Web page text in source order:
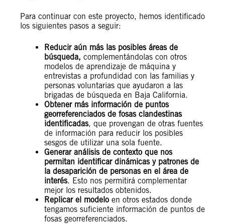
Para continuar con este proyecto, hemos identificado
los siguientes pasos a seguir:
Reducir aún más las posibles áreas de
búsqueda, complementándolas con otros
modelos de aprendizaje de máquina y
entrevistas a profundidad con las familias y
personas voluntarias que ayudaron a las
brigadas de búsqueda en Baja California.
Obtener más información de puntos
georreferenciados de fosas clandestinas
identificadas, que provengan de otras fuentes
de información para reducir los posibles
sesgos de utilizar una sola fuente.
Generar análisis de contexto que nos
permitan identificar dinámicas y patrones de
la desaparición de personas en el área de
interés. Esto nos permitirá complementar
mejor los resultados obtenidos.
Replicar el modelo en otros estados donde
tengamos suficiente información de puntos de
fosas georreferenciados.